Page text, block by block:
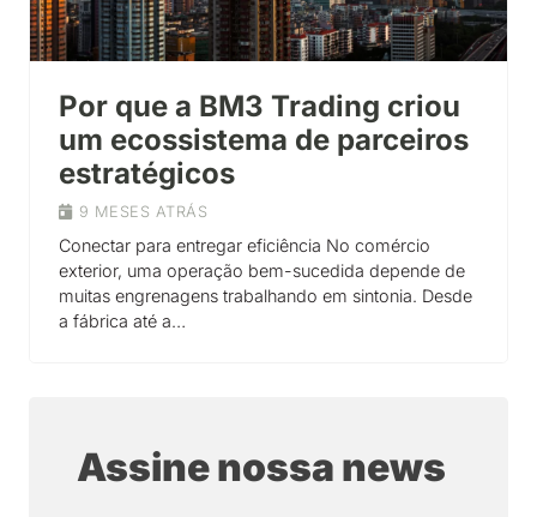
Por que a BM3 Trading criou
um ecossistema de parceiros
estratégicos
9 MESES ATRÁS
Conectar para entregar eficiência No comércio
exterior, uma operação bem-sucedida depende de
muitas engrenagens trabalhando em sintonia. Desde
a fábrica até a…
Assine nossa news